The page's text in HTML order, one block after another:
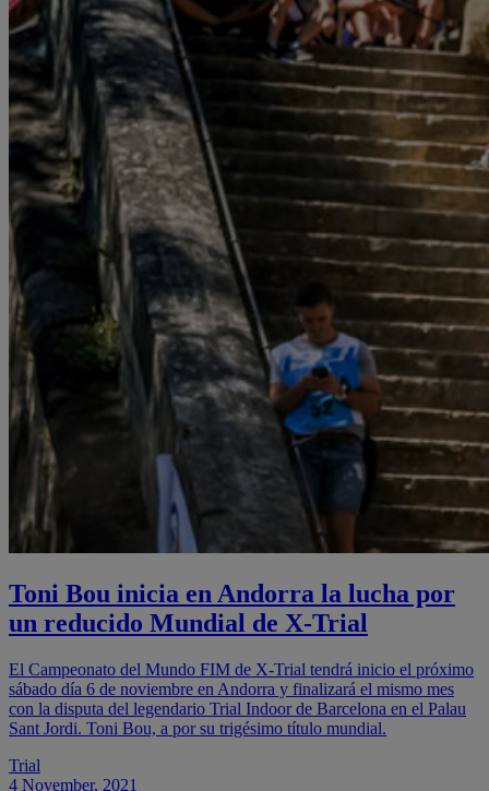
Toni Bou inicia en Andorra la lucha por
un reducido Mundial de X-Trial
El Campeonato del Mundo FIM de X-Trial tendrá inicio el próximo
sábado día 6 de noviembre en Andorra y finalizará el mismo mes
con la disputa del legendario Trial Indoor de Barcelona en el Palau
Sant Jordi. Toni Bou, a por su trigésimo título mundial.
Trial
4 November, 2021